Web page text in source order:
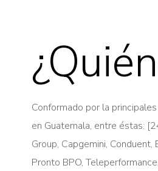
Conformado por la
en Guatemala, entre éstas:
Group, Capgemini,
Pronto BPO,